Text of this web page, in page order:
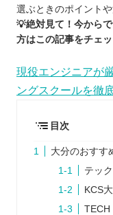
選ぶときのポイント
💡絶対見て！今から
方はこの記事をチェッ
現役エンジニアが
ングスクールを徹
目次
大分のおすす
テッ
KCS
TECH